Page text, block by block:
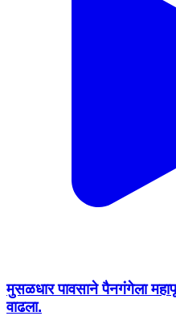
मुसळधार पावसाने पैनगंगेला
वाढला.